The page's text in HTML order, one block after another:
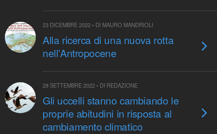
23 DICEMBRE 2022 • DI MAURO MANDRIOLI
Alla ricerca di una nuova rotta
nell’Antropocene
28 SETTEMBRE 2022 • DI REDAZIONE
Gli uccelli stanno cambiando le
proprie abitudini in risposta al
cambiamento climatico